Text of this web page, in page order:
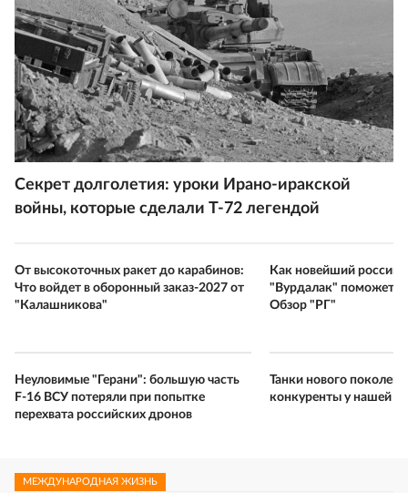
Секрет долголетия: уроки Ирано-иракской
войны, которые сделали Т-72 легендой
От высокоточных ракет до карабинов:
Что войдет в оборонный заказ-2027 от
"Калашникова"
Как новейший
"Вурдалак" поможет
Обзор "РГ"
Неуловимые "Герани": большую часть
F-16 ВСУ потеряли при попытке
перехвата российских дронов
Танки нового
конкуренты у нашей
МЕЖДУНАРОДНАЯ ЖИЗНЬ